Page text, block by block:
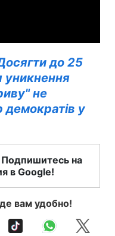
до 25
уникнення
не
демократів у
Подпишитесь на
в Google!
вам удобно!